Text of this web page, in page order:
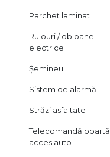
Parchet laminat
Rulouri / obloane
electrice
Șemineu
Sistem de alarmă
Străzi asfaltate
Telecomandă poartă
acces auto